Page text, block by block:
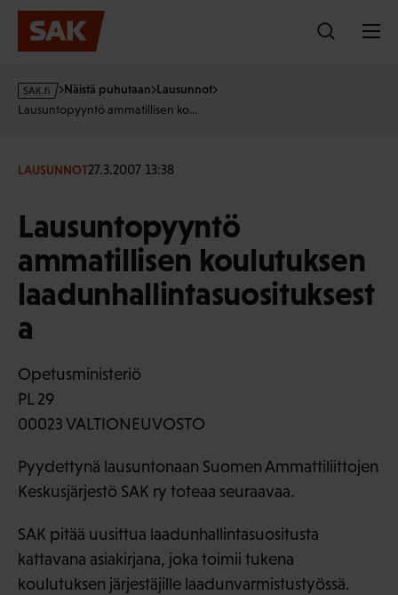
Hyppää
sisältöön
s
a
f
Näistä puhutaan Lausunnot
Lausuntopyyntö ammatillisen ko…
LAUSUNNOT27.3.2007 13:38
Lausuntopyyntö
ammatillisen koulutuksen
laadunhallintasuosituksest
a
Opetusministeriö
PL 29
00023 VALTIONEUVOSTO
Pyydettynä lausuntonaan Suomen Ammattiliittojen
Keskusjärjestö SAK ry toteaa seuraavaa.
SAK pitää uusittua laadunhallintasuositusta
kattavana asiakirjana, joka toimii tukena
koulutuksen järjestäjille laadunvarmistustyössä.